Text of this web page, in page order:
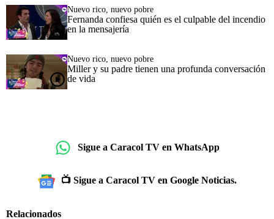
Nuevo rico, nuevo pobre
Fernanda confiesa quién es el culpable del incendio
en la mensajería
Nuevo rico, nuevo pobre
Miller y su padre tienen una profunda conversación
de vida
Sigue a Caracol TV en WhatsApp
📺 Sigue a Caracol TV en Google Noticias.
Relacionados